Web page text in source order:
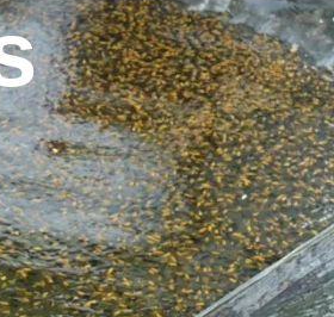
JENIS IKAN